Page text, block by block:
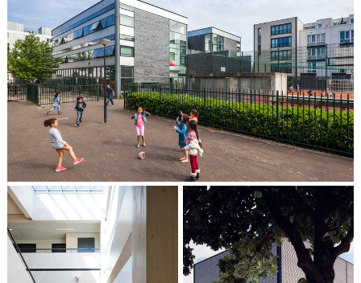
OBS Olympusschool, Amsterdam